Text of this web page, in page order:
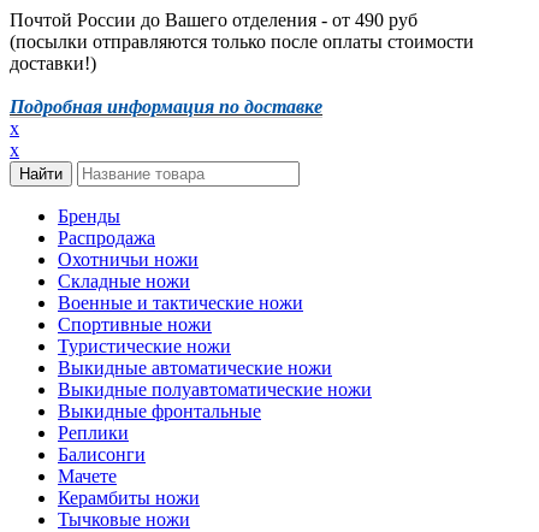
Почтой России до Вашего отделения - от 490 руб
(посылки отправляются только после оплаты стоимости
доставки!)
Подробная информация по доставке
x
x
Бренды
Распродажа
Охотничьи ножи
Складные ножи
Военные и тактические ножи
Спортивные ножи
Туристические ножи
Выкидные автоматические ножи
Выкидные полуавтоматические ножи
Выкидные фронтальные
Реплики
Балисонги
Мачете
Керамбиты ножи
Тычковые ножи